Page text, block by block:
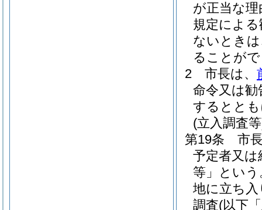
が正当な
規定によ
ないとき
ることが
2
市長は、
命令又は
するとと
(立入調査
第19条
市
予定者又は
等」という
地に立ち
調査(以下